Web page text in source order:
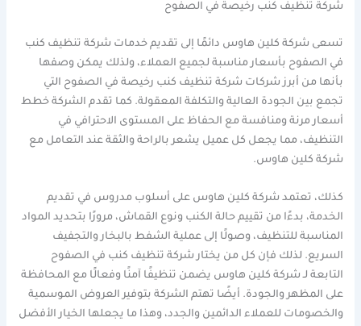
شركة تنظيف كنب رخيصة في الصفوح
تسعى شركة كلين هاوس دائمًا إلى تقديم خدمات شركة تنظيف كنب
في الصفوح بأسعار مناسبة لجميع العملاء، ولذلك يمكن وصفها
بأنها من أبرز شركات شركة تنظيف كنب رخيصة في الصفوح التي
تجمع بين الجودة العالية والتكلفة المعقولة. كما تقدم الشركة خطط
أسعار مرنة ومنافسة مع الحفاظ على المستوى الاحترافي في
التنظيف، مما يجعل كل عميل يشعر بالراحة والثقة عند التعامل مع
شركة كلين هاوس.
كذلك، تعتمد شركة كلين هاوس على أسلوب مدروس في تقديم
الخدمة، بدءًا من تقييم حالة الكنب ونوع القماش، مرورًا بتحديد المواد
المناسبة للتنظيف، وصولًا إلى عملية الشفط بالبخار والتجفيف
السريع. لذلك فإن كل من يختار شركة تنظيف كنب في الصفوح
التابعة لـ شركة كلين هاوس يضمن تنظيفًا آمنًا وفعالًا مع المحافظة
على المظهر والجودة. أيضًا تهتم الشركة بتوفير العروض الموسمية
والخصومات للعملاء الدائمين والجدد، وهذا ما يجعلها الخيار الأفضل